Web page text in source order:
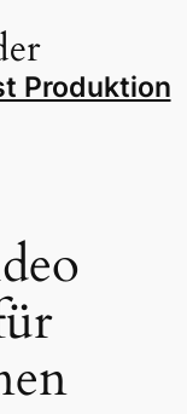
Produktion